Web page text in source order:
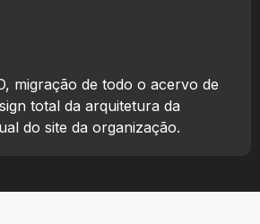
migração de todo o acervo de
total da arquitetura da
do site da organização.